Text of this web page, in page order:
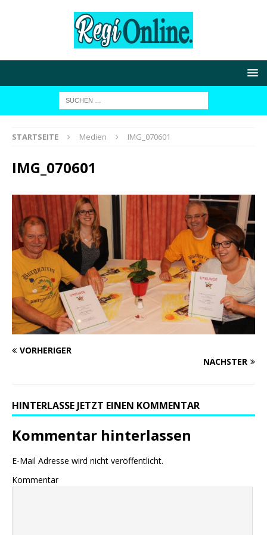
STARTSEITE Medien IMG_070601
IMG_070601
VORHERIGER
NÄCHSTER
HINTERLASSE JETZT EINEN KOMMENTAR
Kommentar hinterlassen
E-Mail Adresse wird nicht veröffentlicht.
Kommentar